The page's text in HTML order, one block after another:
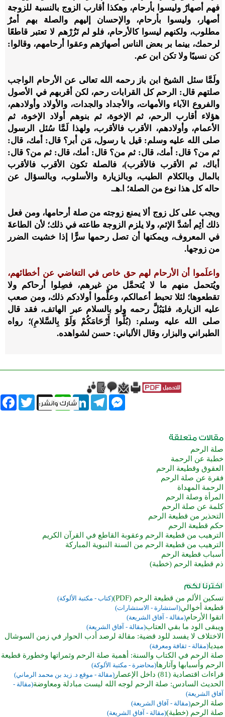
فهم أصهارٌ وليسوا بأرحام، وهكذا أقارب الزوج بالنسبة للزوجة
أصهار، وليسوا بأرحام، والإحسان إليهم والصلة بهم أمرٌ
مطلوب، ولكنهم ليسوا كالأرحام، فلو لم تَزُرْهم لا تعتبر قاطعًا
لرحمك، بينما بر بعض الناس أصهارَهم وعقوا أرحامهم، وقالوا:
كن نسيبًا ولا تكن ابن عم.
ولَمَّا سئل الشيخ ابن باز رحمه الله تعالى عن الأرحام الواجب
صلتهم قال: الرحم كل القرابات رحم، لكن أقربهم في الأصول
والفروع الآباء والأمهات، والأجداد والجدات، والأولاد وأولادهم،
هؤلاء أقارب الرحم، ثم الإخوة، ثم بنوهم أولاد الإخوة، ثم
الأعمام، وأولادهم، الأقرب فالأقرب، ولهذا لَمَّا سُئل الرسول
صلى الله عليه وسلم: قيل يا رسول، مَن أبر؟ قال: أمك، قال:
ثم من؟ قال: أمك، قال: ثم من؟ قال: أمك، قال: ثم من؟ قال:
أباك، ثم الأقرب فالأقرب)، فالصلة تكون الأقرب فالأقرب
بالمال وبالكلام الطيب، وبالزيارة والأسلوب، وبالسؤال عن
حاله كل هذا نوع من الصلة؛ ا.هـ.
ويجب على كل زوج ألا يمنع زوجته من صلة أرحامها، ومن فعل
ذلك أثِم أشدَّ الإثم، ولا يلزم الزوجة طاعته في ذلك؛ لأن الطاعةَ
في المعروف، ويمكنها أن تصل رحمها سرًّا إذا خشيت الضرر
من زوجها.
واعلَموا أن الأرحام لهم حق خاص في التغاضي عن أخطائهم،
ويُتحمل منهم ما لا يُتحمَّل من غيرهم، فصِلوا أرحاكم ولا
تقطعوها؛ لئلا تحبط أعمالكم، وعلِّموا أولادكم ذلك، ومن صعب
عليه الزيارة، فليَبُلَّ رحمه ولو بالسلام عبر الهاتف، فقد قال
صلى الله عليه وسلم: (بُلُّوا أَرْحَامَكُمْ وَلَوْ بِالسَّلامِ)؛ رواه
الطبراني والبزار، وقال الألباني: حسن لشواهده.
Twitter X
WhatsAppLinkedInTelegram
Messenger
صلة الرحم
خطبة عن الرحمة
العقوق وقطيعة الرحم
فقرة عن صلة الرحم
الرحمة المهداة
المرأة وصلة الرحم
كلمة عن صلة الرحم
التحذير من قطيعة الرحم
حكم قطيعة الرحم
الترهيب من قطيعة الرحم وعقوبة القاطع في القرآن الكريم
الترهيب من قطيعة الرحم من السنة النبوية المباركة
أسباب قطيعة الرحم
ذم قطيعة الرحم (خطبة)
تسكين الألم من قطيعة الرحم (PDF) (كتاب - مكتبة الألوكة)
قطيعة أخوالي(استشارة - الاستشارات)
اتقوا الأرحام(مقالة - آفاق الشريعة)
ويبقى الود ما بقي العتاب(مقالة - آفاق الشريعة)
الاختلاف لا يفسد للود قضية: مقالة لرصد أدب الحوار في زمن السوشال
ميديا(مقالة - ثقافة ومعرفة)
صلة الرحم في الكتاب والسنة: أهمية صلة الرحم وثمراتها وخطورة قطيعة
الرحم وأسبابها وآثارها(محاضرة - مكتبة الألوكة)
قراءات اقتصادية (81) داخل الإعصار (مقالة - موقع د. زيد بن محمد الرماني)
الحديث السادس: صلة الرحم لوجه الله ليست مبادلة ومعاوضة(مقالة -
آفاق الشريعة)
صلة الرحم(مقالة - آفاق الشريعة)
صلة الرحم (خطبة)(مقالة - آفاق الشريعة)